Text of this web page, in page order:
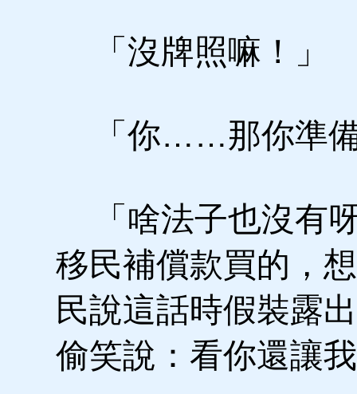
「沒牌照嘛！」
「你……那你準備
「啥法子也沒有
移民補償款買的，
民說這話時假裝露
偷笑說：看你還讓